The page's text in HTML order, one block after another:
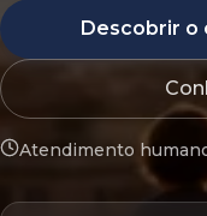
Descobrir o
Atendimento